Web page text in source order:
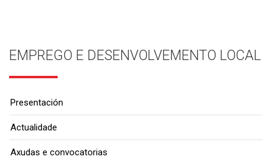
EMPREGO E DESENVOLVEMENTO LOCAL
Presentación
Actualidade
Axudas e convocatorias